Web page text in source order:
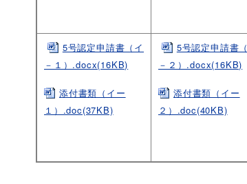
5号認定申請書（イ
－１）.docx(16KB)
添付書類（イー
１）.doc(37KB)
5号認定申請書
－２）.docx(16KB)
添付書類（イー
２）.doc(40KB)